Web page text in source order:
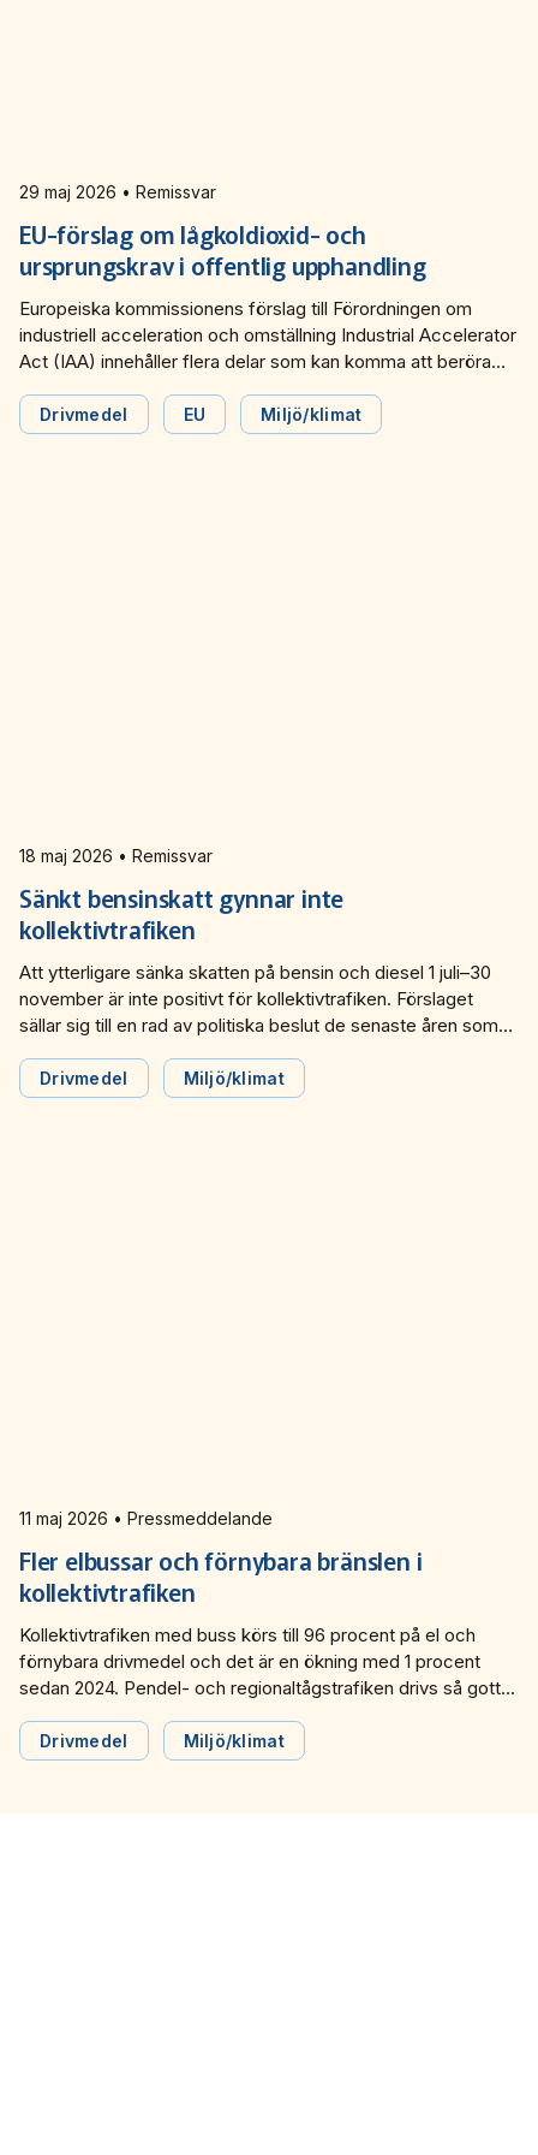
Tillgänglighets­nätverket 2022
Trafikutvecklar­nätverket 2023
Trafikutvecklar­nätverket 2022
Trygghets­nätverket 2024
Trygghets­nätverket 2023
Trygghets­nätverket 2022
29 maj 2026 • Remissvar
EU-förslag om lågkoldioxid- och
ursprungskrav i offentlig upphandling
Europeiska kommissionens förslag till Förordningen om
industriell acceleration och omställning Industrial Accelerator
Act (IAA) innehåller flera delar som kan komma att beröra
ursprungskrav för produkter, material och elektriska fordon i
offentlig upphandling.
Drivmedel EU Miljö/klimat
18 maj 2026 • Remissvar
Sänkt bensinskatt gynnar inte
kollektivtrafiken
Att ytterligare sänka skatten på bensin och diesel 1 juli–30
november är inte positivt för kollektivtrafiken. Förslaget
sällar sig till en rad av politiska beslut de senaste åren som
konkurrenskraft och försämrar kollektivtrafikens möjligheter
att konkurrera. Det skriver Svensk Kollektivtrafik i sitt
Drivmedel Miljö/klimat
11 maj 2026 • Pressmeddelande
Fler elbussar och förnybara bränslen i
kollektivtrafiken
Kollektivtrafiken med buss körs till 96 procent på el och
förnybara drivmedel och det är en ökning med 1 procent
sedan 2024. Pendel- och regionaltågstrafiken drivs så gott
bara på el. Det visar färsk statistik från Svensk
Kollektivtrafik.
Drivmedel Miljö/klimat